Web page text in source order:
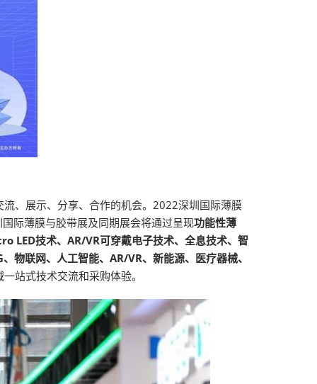
、展示、分享、合作的机会。2022深圳国际薄膜
际薄膜与胶带展及同期展会将通过呈现功能性薄
LED技术、AR/VR可穿戴电子技术、全息技术、智
物联网、人工智能、AR/VR、新能源、医疗器械、
站式技术交流和采购体验。